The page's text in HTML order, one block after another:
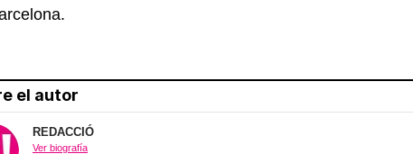
el autor
REDACCIÓ
Ver biografía